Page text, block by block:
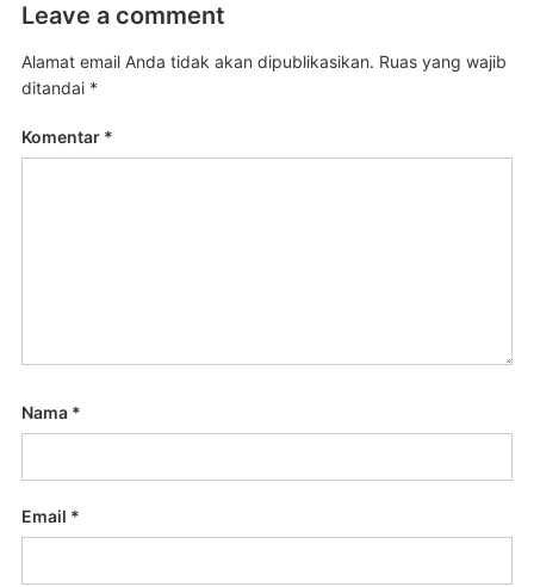
Leave a comment
Alamat email Anda tidak akan dipublikasikan. Ruas yang wajib
ditandai *
Komentar *
Nama *
Email *